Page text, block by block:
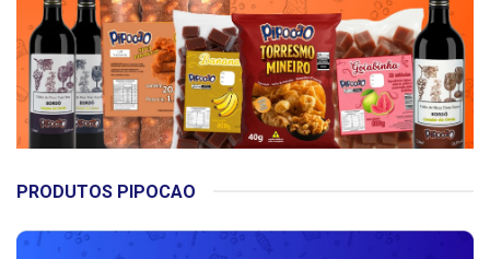
PRODUTOS PIPOCAO